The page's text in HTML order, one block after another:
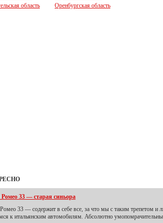
область
Оренбургская область
33 — старая синьора
33 — содержит в себе все, за что мы с таким трепетом и
к итальянским автомобилям. Абсолютно